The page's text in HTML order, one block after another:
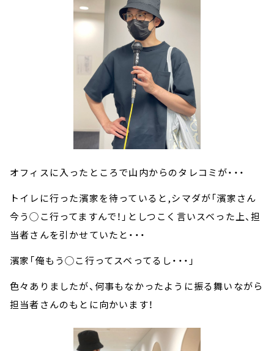
オフィスに入ったところで山内からのタレコミが・・・
トイレに行った濱家を待っていると,シマダが「濱家さん
今う◯こ行ってますんで！」としつこく言いスベった上、担
当者さんを引かせていたと・・・
濱家「俺もう◯こ行ってスベってるし・・・」
色々ありましたが、何事もなかったように振る舞いながら
担当者さんのもとに向かいます！